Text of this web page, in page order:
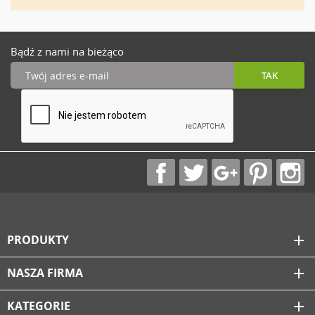
Bądź z nami na bieżąco
PRODUKTY add
NASZA FIRMA add
KATEGORIE add